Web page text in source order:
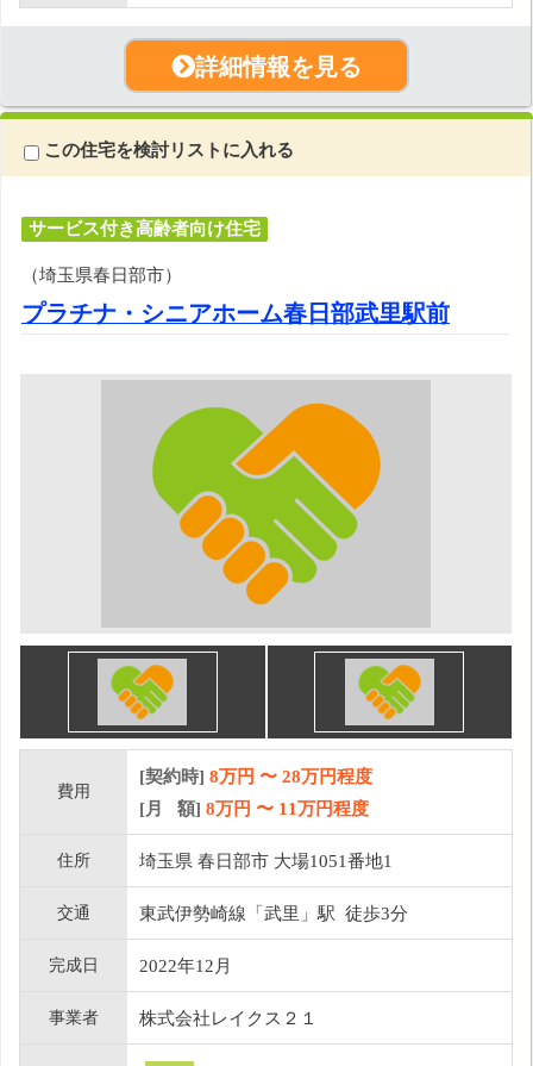
詳細情報を見る
この住宅を検討リストに入れる
サービス付き高齢者向け住宅
（埼玉県春日部市）
プラチナ・シニアホーム春日部武里駅前
費用
[契約時] 8万円 〜 28万円程度
[月 額] 8万円 〜 11万円程度
住所 埼玉県 春日部市 大場1051番地1
交通 東武伊勢崎線「武里」駅 徒歩3分
完成日 2022年12月
事業者 株式会社レイクス２１